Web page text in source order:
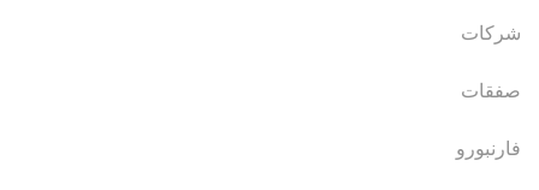
شركات
صفقات
فارنبورو